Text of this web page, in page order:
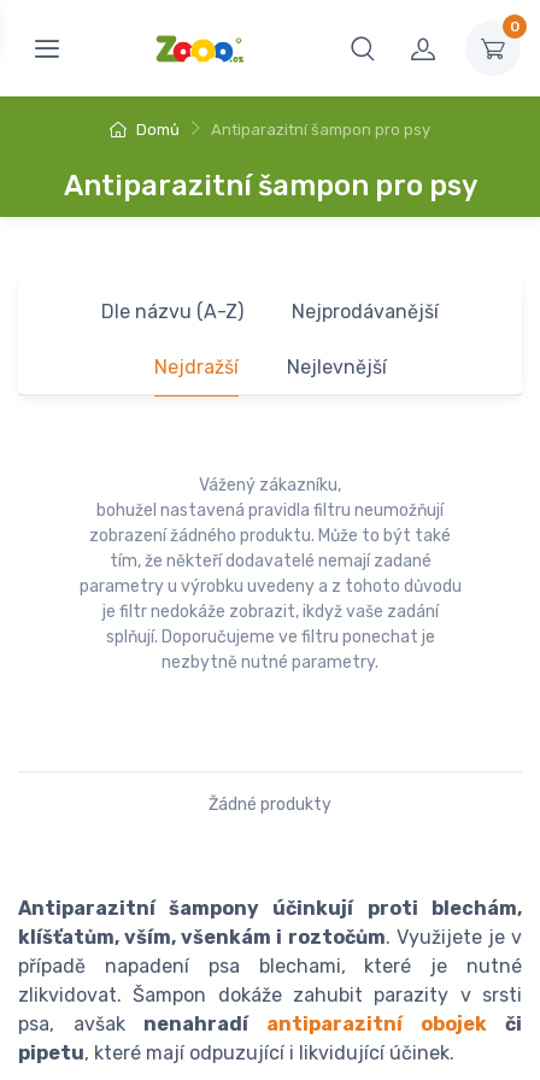
0
Domů Antiparazitní šampon pro psy
Antiparazitní šampon pro psy
Dle názvu (A-Z) Nejprodávanější
Nejdražší Nejlevnější
Vážený zákazníku,
bohužel nastavená pravidla filtru neumožňují
zobrazení žádného produktu. Může to být také
tím, že někteří dodavatelé nemají zadané
parametry u výrobku uvedeny a z tohoto důvodu
je filtr nedokáže zobrazit, ikdyž vaše zadání
splňují. Doporučujeme ve filtru ponechat je
nezbytně nutné parametry.
Žádné produkty
Antiparazitní šampony účinkují
proti blechám,
klíšťatům, vším, všenkám i roztočům. Využijete je v
případě napadení psa blechami, které je nutné
zlikvidovat. Šampon dokáže zahubit parazity v srsti
psa, avšak nenahradí antiparazitní obojek či
pipetu, které mají odpuzující i likvidující účinek.